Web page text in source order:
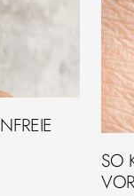
SO